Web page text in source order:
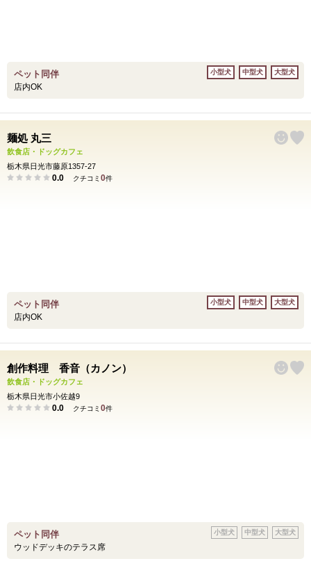
ペット同伴
店内OK
小型犬 中型犬 大型犬
麺処 丸三
飲食店・ドッグカフェ
栃木県日光市藤原1357-27
0.0 クチコミ 0件
ペット同伴
店内OK
小型犬 中型犬 大型犬
創作料理 香音（カノン）
飲食店・ドッグカフェ
栃木県日光市小佐越9
0.0 クチコミ 0件
ペット同伴
ウッドデッキのテラス席
小型犬 中型犬 大型犬